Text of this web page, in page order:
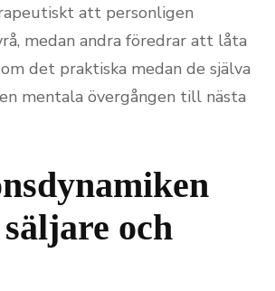
att personligen
medan andra föredrar att låta
det praktiska medan de själva
mentala övergången till nästa
och